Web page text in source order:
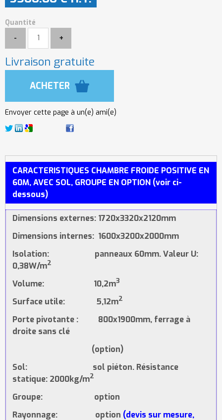
Quantité
Livraison gratuite
Envoyer cette page à un(e) ami(e)
CARACTERISTIQUES CHAMBRE FROIDE POSITIVE EN
60M, AVEC SOL, GROUPE EN OPTION (voir ci-
dessous)
Dimensions externes: 1720x3320x2120mm
Dimensions internes: 1600x3200x2000mm
Isolation: panneaux 60mm. Valeur U:
0,38W/m2
Volume: 10,2m3
Surface utile: 5,12m2
Porte pivotante : 800x1900mm, ferrage à
droite sans clé
(option)
Sol: sol piéton. Résistance
statique: 2000kg/m2
Groupe: option
Rayonnage: option (devis sur mesure,